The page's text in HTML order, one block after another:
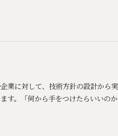
業に対して、技術方針の設計から
す。「何から手をつけたらいいの